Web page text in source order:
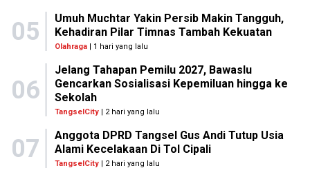
05
Umuh Muchtar Yakin Persib Makin Tangguh,
Kehadiran Pilar Timnas Tambah Kekuatan
Olahraga| 1 hari yang lalu
06
Jelang Tahapan Pemilu 2027, Bawaslu
Gencarkan Sosialisasi Kepemiluan hingga ke
Sekolah
TangselCity| 2 hari yang lalu
07
Anggota DPRD Tangsel Gus Andi Tutup Usia
Alami Kecelakaan Di Tol Cipali
TangselCity| 2 hari yang lalu